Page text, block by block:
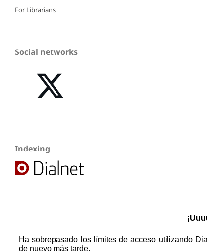
For Librarians
Social networks
Indexing